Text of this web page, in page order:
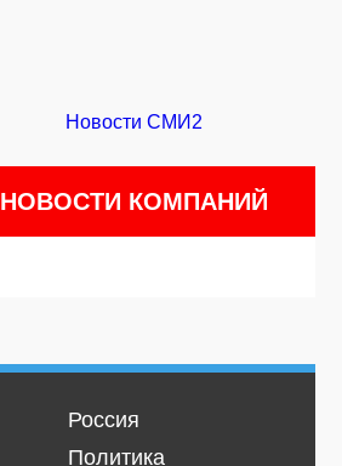
Новости СМИ2
НОВОСТИ КОМПАНИЙ
Россия
Политика